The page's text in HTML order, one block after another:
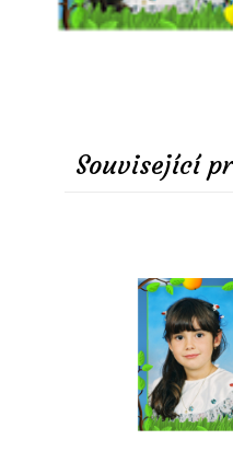
Související